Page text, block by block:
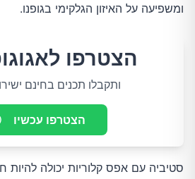
ומשפיעה על האיזון הגלקימי בגופנו.
הצטרפו
ותקבלו תכנים בחינם
הצטרפו עכשיו
סטיביה עם אפס קלוריות יכולה להיות